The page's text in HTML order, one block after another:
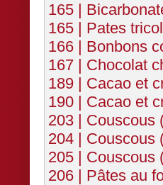
165 |
165 | Pates
166 | Bonbons
167 | Chocolat
189 | Cacao et
190 | Cacao et
203 | Couscous
204 | Couscous
205 | Couscous
206 | Pâtes au